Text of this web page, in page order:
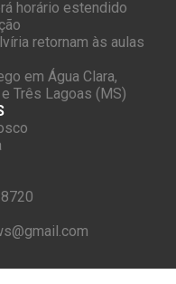
horário estendido
retornam às aulas
em Água Clara,
Três Lagoas (MS)